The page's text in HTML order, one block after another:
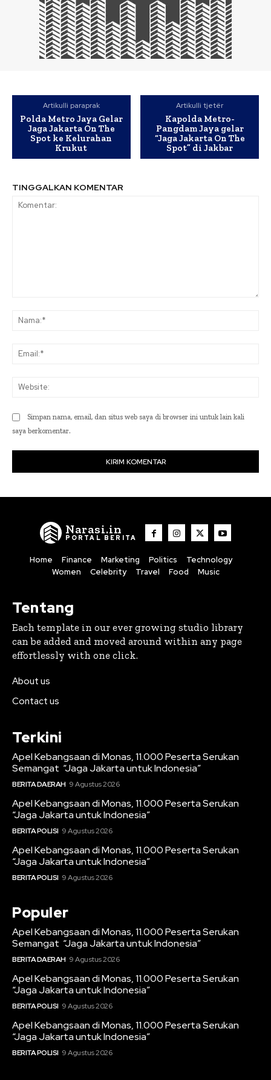
Artikulli paraprak
Polda Metro Jaya Gelar
Jaga Jakarta On The
Spot ke Kelurahan
Krukut
Artikulli tjetër
Kapolda Metro-
Pangdam Jaya gelar
“Jaga Jakarta On The
Spot” di Jakbar
TINGGALKAN KOMENTAR
Simpan nama, email, dan situs web saya di browser ini untuk lain kali
saya berkomentar.
Narasi.in
PORTAL BERITA
Home Finance Marketing Politics
Technology
Women
Celebrity Travel Food Music
Tentang
Each template in our ever growing studio library
can be added and moved around within any page
effortlessly with one click.
About us
Contact us
Terkini
Apel Kebangsaan di Monas, 11.000 Peserta Serukan
Semangat “Jaga Jakarta untuk Indonesia”
BERITA DAERAH 9 Agustus 2026
Apel Kebangsaan di Monas, 11.000 Peserta Serukan
“Jaga Jakarta untuk Indonesia”
BERITA POLISI 9 Agustus 2026
Apel Kebangsaan di Monas, 11.000 Peserta Serukan
“Jaga Jakarta untuk Indonesia”
BERITA POLISI 9 Agustus 2026
Populer
Apel Kebangsaan di Monas, 11.000 Peserta Serukan
Semangat “Jaga Jakarta untuk Indonesia”
BERITA DAERAH 9 Agustus 2026
Apel Kebangsaan di Monas, 11.000 Peserta Serukan
“Jaga Jakarta untuk Indonesia”
BERITA POLISI 9 Agustus 2026
Apel Kebangsaan di Monas, 11.000 Peserta Serukan
“Jaga Jakarta untuk Indonesia”
BERITA POLISI 9 Agustus 2026